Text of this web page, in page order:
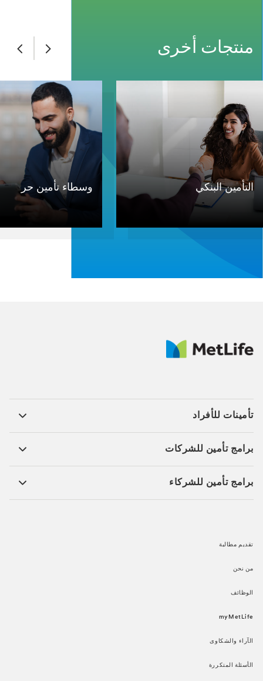
منتجات أخرى
التأمين البنكي وسطاء تأمين حر​
تأمينات للأفراد ​
برامج تأمين للشركات​
برامج تأمين للشركاء​
تقديم مطالبة​
من نحن​
الوظائف​
myMetLife​
الآراء والشكاوى​
الأسئلة المتكررة​